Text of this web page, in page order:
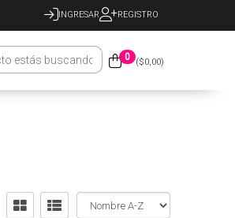
INGRESAR REGISTRO
0 ($0,00)